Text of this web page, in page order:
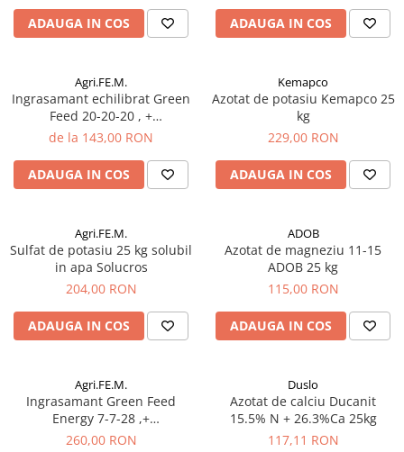
fragute
leustean
Morcov
Pastarnac
patrunjel
Seminte plante aromatice
Seminte cereale
Cereale paioase
Floarea-Soarelui
Seminte si bulbi de flori
Seminte de gazon
Turba si Substraturi
ADAUGA IN COS ADAUGA IN COS
Agri.FE.M.
Ingrasamant echilibrat Green
Feed 20-20-20 , +
microelemente 10kg
de la 143,00 RON
ADAUGA IN COS
Kemapco
Azotat de potasiu Kemapco 25
kg
229,00 RON
ADAUGA IN COS
Agri.FE.M.
Sulfat de potasiu 25 kg solubil
in apa Solucros
204,00 RON
ADAUGA IN COS
ADOB
Azotat de magneziu 11-15
ADOB 25 kg
115,00 RON
ADAUGA IN COS
Agri.FE.M.
Ingrasamant Green Feed
Energy 7-7-28 ,+
microelemente , 25 kg
260,00 RON
Duslo
Azotat de calciu Ducanit
15.5% N + 26.3%Ca 25kg
117,11 RON